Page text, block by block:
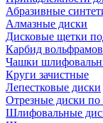
Абразивные
Алмазные диски
Дисковые щетки
Карбид
Чашки
Круги зачистные
Лепестковые диски
Отрезные диски по
Шлифовальные